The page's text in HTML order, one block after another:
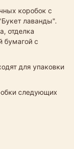
коробок с
лаванды".
отделка
бумагой с
для упаковки
следующих